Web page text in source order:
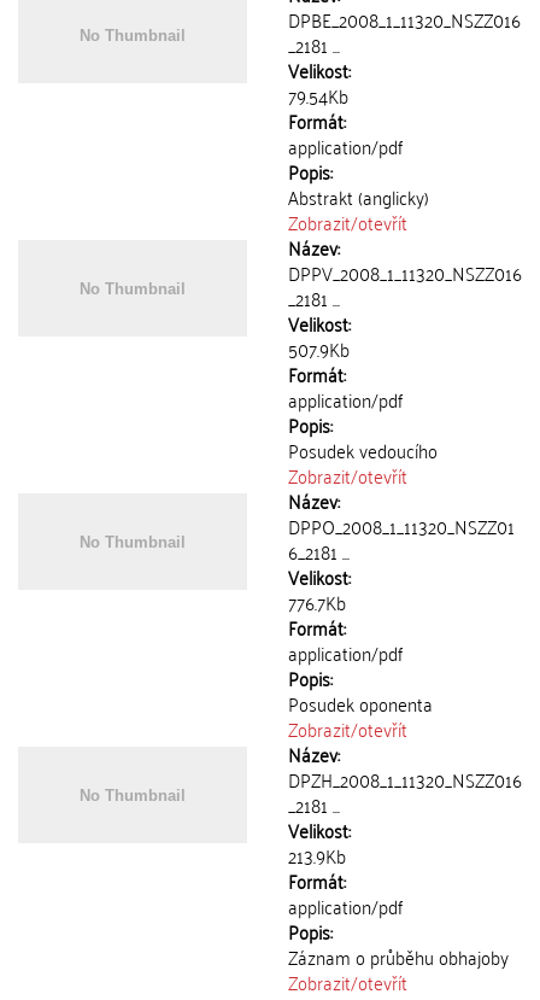
DPBE_2008_1_11320_NSZZ016
_2181 ...
Velikost:
79.54Kb
Formát:
application/pdf
Popis:
Abstrakt (anglicky)
Zobrazit/otevřít
Název:
DPPV_2008_1_11320_NSZZ016
_2181 ...
Velikost:
507.9Kb
Formát:
application/pdf
Popis:
Posudek vedoucího
Zobrazit/otevřít
Název:
DPPO_2008_1_11320_NSZZ01
6_2181 ...
Velikost:
776.7Kb
Formát:
application/pdf
Popis:
Posudek oponenta
Zobrazit/otevřít
Název:
DPZH_2008_1_11320_NSZZ016
_2181 ...
Velikost:
213.9Kb
Formát:
application/pdf
Popis:
Záznam o průběhu obhajoby
Zobrazit/otevřít